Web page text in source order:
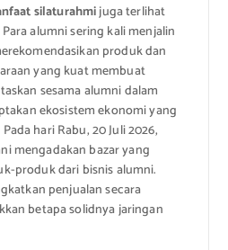
silaturahmijuga terlihat
alumni sering kali menjalin
produk dan
yang kuat membuat
sesama alumni dalam
ekosistem ekonomi yang
hari Rabu, 20 Juli 2026,
mengadakan bazar yang
produk dari bisnis alumni.
penjualan secara
betapa solidnya jaringan